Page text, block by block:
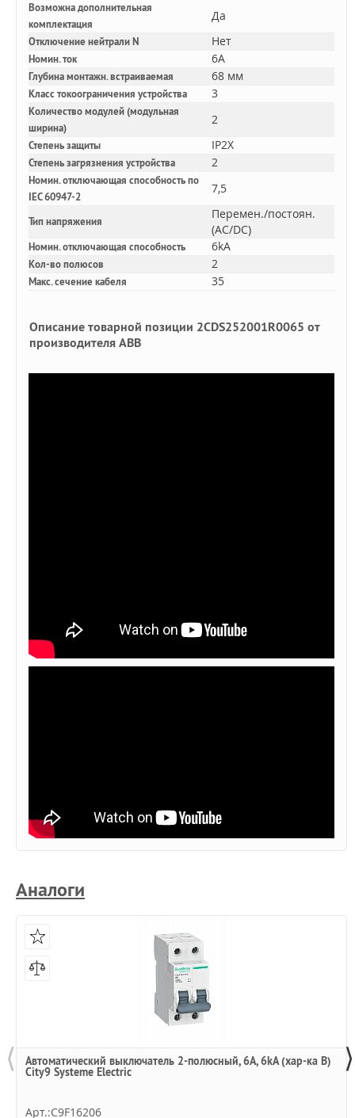
Возможна дополнительная
комплектация
Да
Отключение нейтрали N Нет
Номин. ток 6A
Глубина монтажн. встраиваемая 68 мм
Класс токоограничения устройства 3
Количество модулей (модульная
ширина)
2
Степень защиты IP2X
Степень загрязнения устройства 2
Номин. отключающая способность по
IEC 60947-2
7,5
Тип напряжения
Перемен./постоян.
(AC/DC)
Номин. отключающая способность 6kA
Кол-во полюсов 2
Макс. сечение кабеля 35
Описание товарной позиции 2CDS252001R0065 от
производителя ABB
Аналоги
Автоматический выключатель 2-полюсный, 6А, 6kA (хар-ка B)
City9 Systeme Electric
Арт.:C9F16206
⟨ ⟩